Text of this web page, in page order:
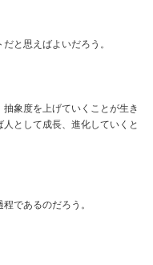
と思えばよいだろう。
象度を上げていくことが生き
として成長、進化していくと
であるのだろう。